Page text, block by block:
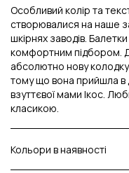
Особливий колір та
створювалися на наше
шкірнях заводів.
комфортним підбором.
абсолютно нову
тому що вона прийшла в
взуттєвої мами Ікос.
класикою.
Кольори в наявності